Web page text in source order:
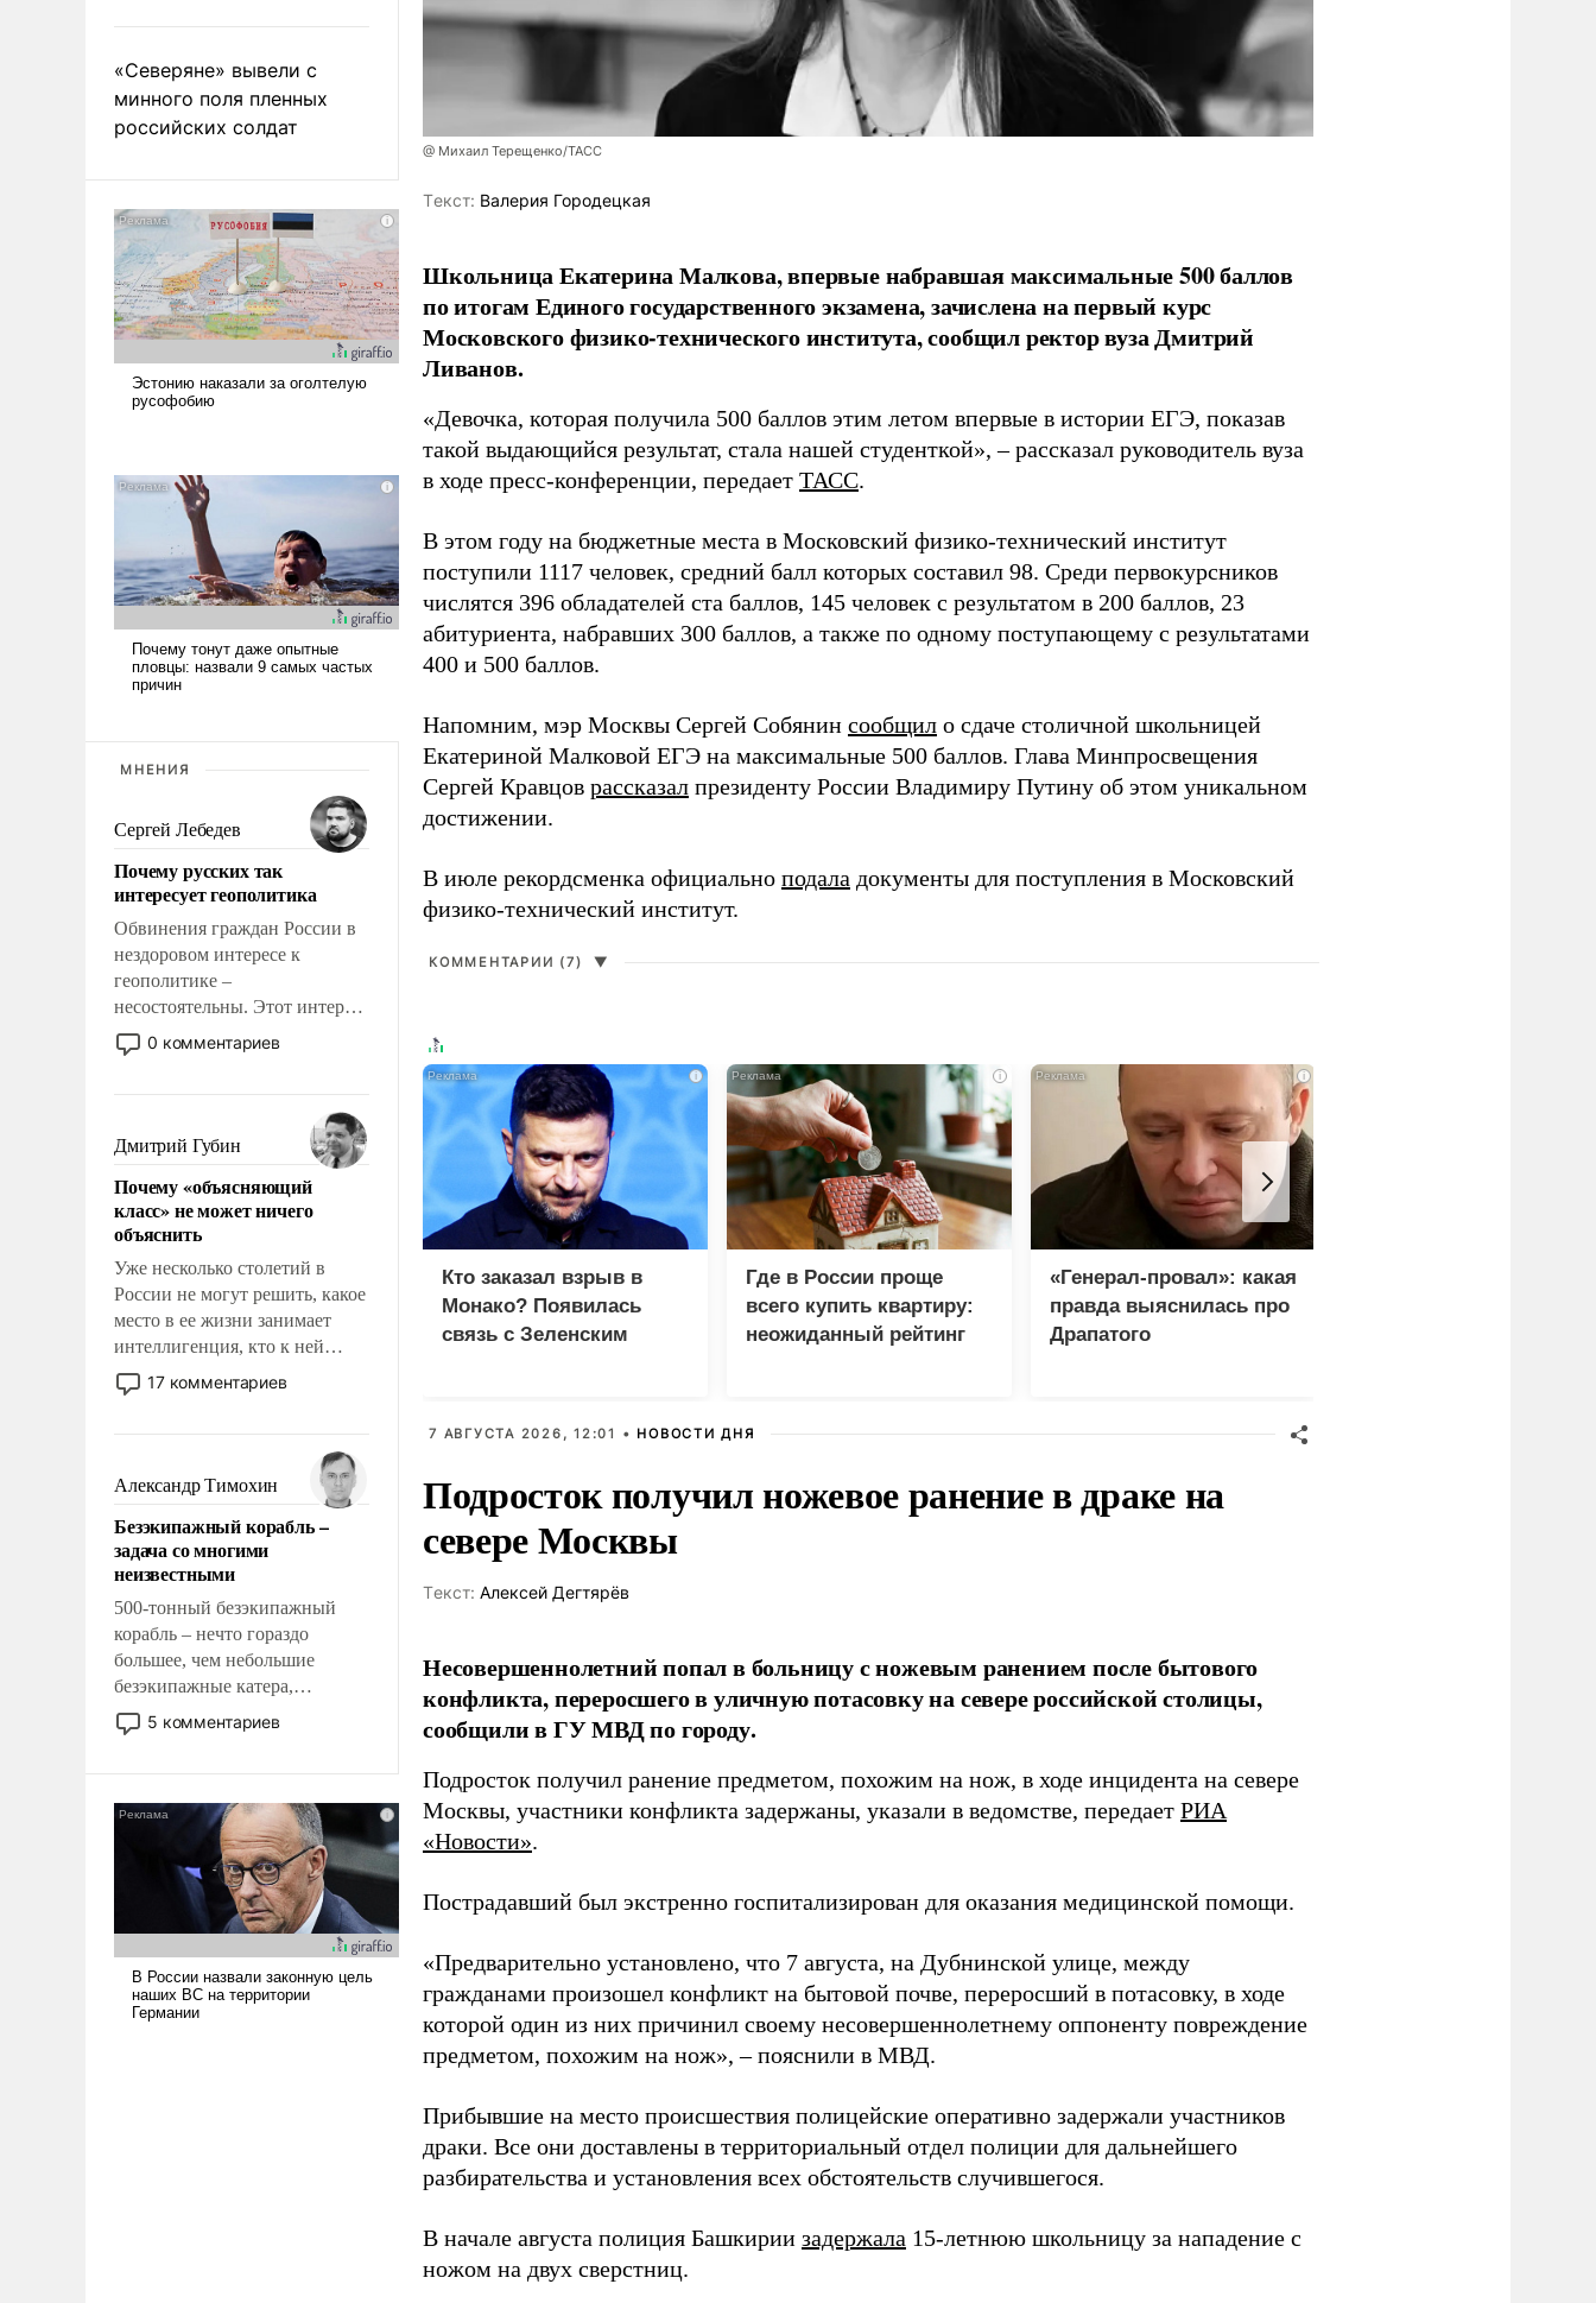
«Северяне» вывели с
минного поля пленных
российских солдат
МНЕНИЯ
Сергей Лебедев
Почему русских так
интересует геополитика
Обвинения граждан России в
нездоровом интересе к
геополитике –
несостоятельны. Этот интерес
рационален и прагматичен. Он
обусловлен тысячелетним
фундаментальным знанием,
что мировая политика имеет
свойство заявляться на порог
нашего дома.
0 комментариев
Дмитрий Губин
Почему «объясняющий
класс» не может ничего
объяснить
Уже несколько столетий в
России не могут решить, какое
место в ее жизни занимает
интеллигенция, кто к ней
принадлежит, а кого из нее
исключили с правом
чем она отличается от просто
образованных людей. Иногда
казалось, что эти вопросы
решены раз и навсегда, но –
нет, не решены.
17 комментариев
Александр Тимохин
Безэкипажный корабль –
задача со многими
неизвестными
500-тонный безэкипажный
корабль – нечто гораздо
большее, чем небольшие
безэкипажные катера,
применение которых уже
стало обыденностью. Задача по
и ее реализация радикально
поднимет наши боевые
возможности.
5 комментариев
@ Михаил Терещенко/ТАСС
Tекст: Валерия Городецкая
Школьница Екатерина Малкова, впервые набравшая максимальные 500 баллов
по итогам Единого государственного экзамена, зачислена на первый курс
Московского физико-технического института, сообщил ректор вуза Дмитрий
Ливанов.
«Девочка, которая получила 500 баллов этим летом впервые в истории ЕГЭ, показав
такой выдающийся результат, стала нашей студенткой», – рассказал руководитель вуза
в ходе пресс-конференции, передает ТАСС.
В этом году на бюджетные места в Московский физико-технический институт
поступили 1117 человек, средний балл которых составил 98. Среди первокурсников
числятся 396 обладателей ста баллов, 145 человек с результатом в 200 баллов, 23
абитуриента, набравших 300 баллов, а также по одному поступающему с результатами
400 и 500 баллов.
Напомним, мэр Москвы Сергей Собянин сообщил о сдаче столичной школьницей
Екатериной Малковой ЕГЭ на максимальные 500 баллов. Глава Минпросвещения
Сергей Кравцов рассказал президенту России Владимиру Путину об этом уникальном
достижении.
В июле рекордсменка официально подала документы для поступления в Московский
физико-технический институт.
КОММЕНТАРИИ (7) ▼
i
Кто заказал взрыв в
Монако? Появилась
связь с Зеленским
i
Где в России проще
всего купить квартиру:
неожиданный рейтинг
i
«Генерал-провал»: какая
правда выяснилась про
Драпатого
7 АВГУСТА 2026, 12:01 • НОВОСТИ ДНЯ
Подросток получил ножевое ранение в драке на
севере Москвы
Tекст: Алексей Дегтярёв
Несовершеннолетний попал в больницу с ножевым ранением после бытового
конфликта, переросшего в уличную потасовку на севере российской столицы,
сообщили в ГУ МВД по городу.
Подросток получил ранение предметом, похожим на нож, в ходе инцидента на севере
Москвы, участники конфликта задержаны, указали в ведомстве, передает РИА
«Новости».
Пострадавший был экстренно госпитализирован для оказания медицинской помощи.
«Предварительно установлено, что 7 августа, на Дубнинской улице, между
гражданами произошел конфликт на бытовой почве, переросший в потасовку, в ходе
которой один из них причинил своему несовершеннолетнему оппоненту повреждение
предметом, похожим на нож», – пояснили в МВД.
Прибывшие на место происшествия полицейские оперативно задержали участников
драки. Все они доставлены в территориальный отдел полиции для дальнейшего
разбирательства и установления всех обстоятельств случившегося.
В начале августа полиция Башкирии задержала 15-летнюю школьницу за нападение с
ножом на двух сверстниц.